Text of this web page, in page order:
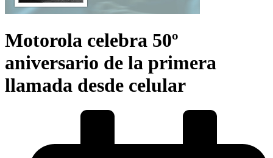
Motorola celebra 50º
aniversario de la primera
llamada desde celular